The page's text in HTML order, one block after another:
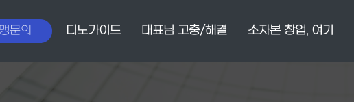
문의 디노가이드 대표님 고충/해결 소자본 창업, 여기